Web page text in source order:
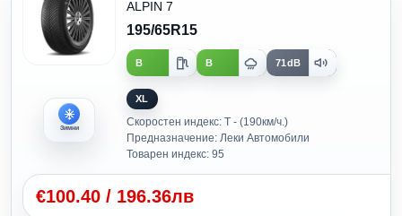
Зимни
ALPIN 7
195/65R15
B B 71dB
XL
Скоростен индекс: T - (190км/ч.)
Предназначение: Леки Автомобили
Товарен индекс: 95
€100.40 / 196.36лв